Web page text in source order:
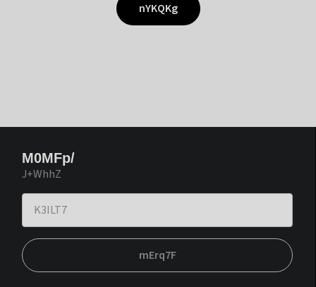
nYKQKg
M0MFp/
J+WhhZ
mErq7F